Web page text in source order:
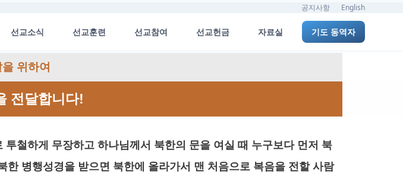
공지사항 English
선교소식 선교훈련 선교참여 선교헌금 자료실 기도 동역자
위하여
전달합니다!
철하게 무장하고 하나님께서 북한의 문을 여실 때 누구보다 먼저 북
병행성경을 받으면 북한에 올라가서 맨 처음으로 복음을 전할 사람